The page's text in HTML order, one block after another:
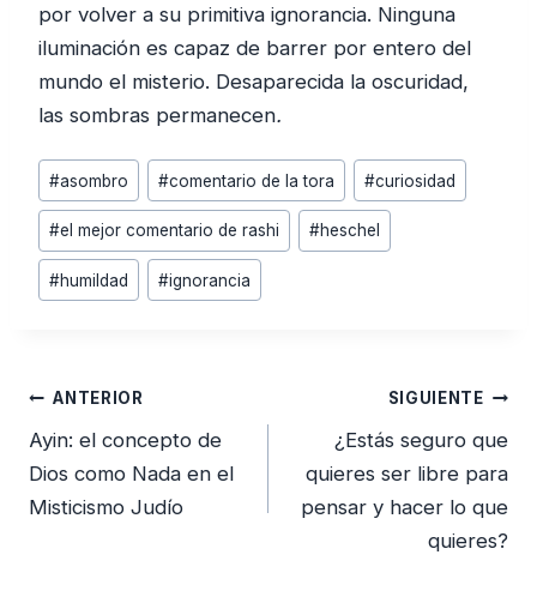
por volver a su primitiva ignorancia. Ninguna
iluminación es capaz de barrer por entero del
mundo el misterio. Desaparecida la oscuridad,
las sombras permanecen.
Etiquetas
de
la
entrada:
#asombro #comentario de la tora #curiosidad
#el mejor comentario de rashi #heschel
#humildad #ignorancia
Navegación
de
entradas
ANTERIOR
Ayin: el concepto de
Dios como Nada en el
Misticismo Judío
SIGUIENTE
¿Estás seguro que
quieres ser libre para
pensar y hacer lo que
quieres?